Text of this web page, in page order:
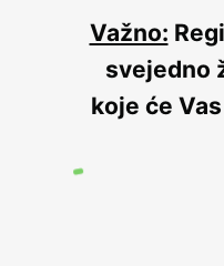
Važno:
svejedno
koje će